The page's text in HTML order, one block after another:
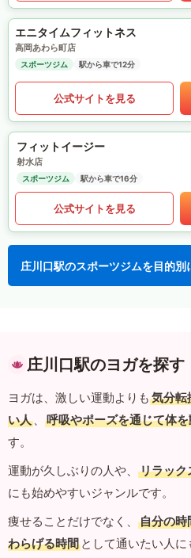
エニタイムフィットネス
高岡あわら町店
スポーツジム 駅から車で12分
公式サイトを見る
フィットイージー
射水店
スポーツジム 駅から車で16分
公式サイトを見る
庄川口駅のスポーツジムを目的別
庄川口駅のヨガを探す
ヨガは、激しい運動よりも 気分転
い人 、 呼吸やポーズを通じて体
す。
運動が久しぶりの人や、
リラック
にも始めやすいジャンルです。
痩せることだけでなく、
自分の時
わらげる時間 として通いたい人に